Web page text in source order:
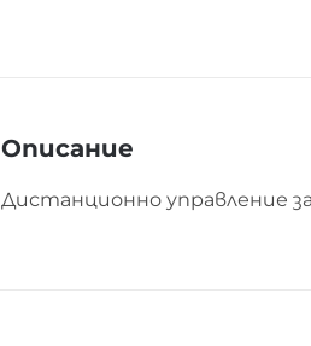
Описание
Дистанционно управление за